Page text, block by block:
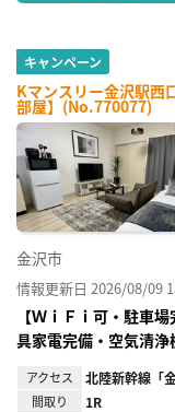
キャンペーン
Kマンスリー金沢駅西
部屋】(No.770077)
金沢市
情報更新日 2026/08/09
【ＷｉＦｉ可・駐車
具家電完備・空気清浄
アクセス 北陸新幹線「
間取り 1R